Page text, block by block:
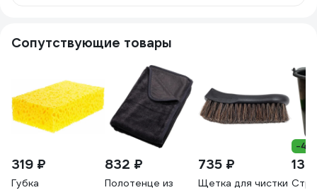
Сопутствующие товары
319 ₽
Губка
832 ₽
Полотенце из
735 ₽
Щетка для чистки
-4%
137